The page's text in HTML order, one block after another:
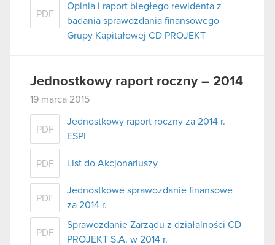
PDF
Opinia i raport biegłego rewidenta z
badania sprawozdania finansowego
Grupy Kapitałowej CD PROJEKT
Jednostkowy raport roczny – 2014
19 marca 2015
PDF
Jednostkowy raport roczny za 2014 r.
ESPI
PDF List do Akcjonariuszy
PDF
Jednostkowe sprawozdanie finansowe
za 2014 r.
PDF
Sprawozdanie Zarządu z działalności CD
PROJEKT S.A. w 2014 r.